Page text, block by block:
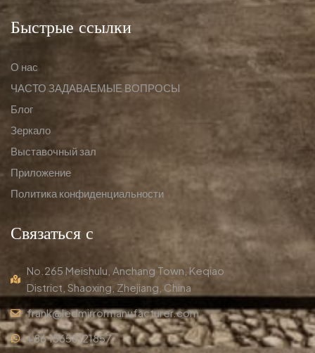
Быстрые ссылки
О нас
ЧАСТО ЗАДАВАЕМЫЕ ВОПРОСЫ
Блог
Зеркало
Выставочный зал
Приложение
Политика конфиденциальности
Связаться с
No.265 Meishulu, Anchang Town, Keqiao
District, Shaoxing, Zhejiang, China
frank@ledmirrormanufacturer.com
+86 15658121857